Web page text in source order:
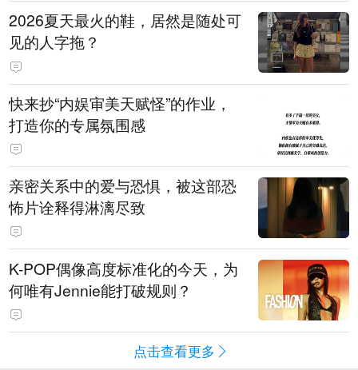
2026夏天最火的鞋，居然是随处可
见的人字拖？
快来抄“内娱审美天赋怪”的作业，
打造你的专属氛围感
亲密关系中的爱与恐惧，被这部恐
怖片诠释得淋漓尽致
K-POP偶像高度标准化的今天，为
何唯有Jennie能打破规则？
点击查看更多